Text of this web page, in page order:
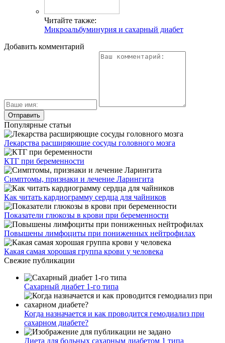
Читайте также:
Микроальбуминурия и сахарный диабет
Добавить комментарий
Популярные статьи
Лекарства расширяющие сосуды головного мозга
КТГ при беременности
Симптомы, признаки и лечение Ларингита
Как читать кардиограмму сердца для чайников
Показатели глюкозы в крови при беременности
Повышены лимфоциты при пониженных нейтрофилах
Какая самая хорошая группа крови у человека
Свежие публикации
Сахарный диабет 1-го типа
Когда назначается и как проводится гемодиализ при
сахарном диабете?
Диета для больных сахарным диабетом 1 типа